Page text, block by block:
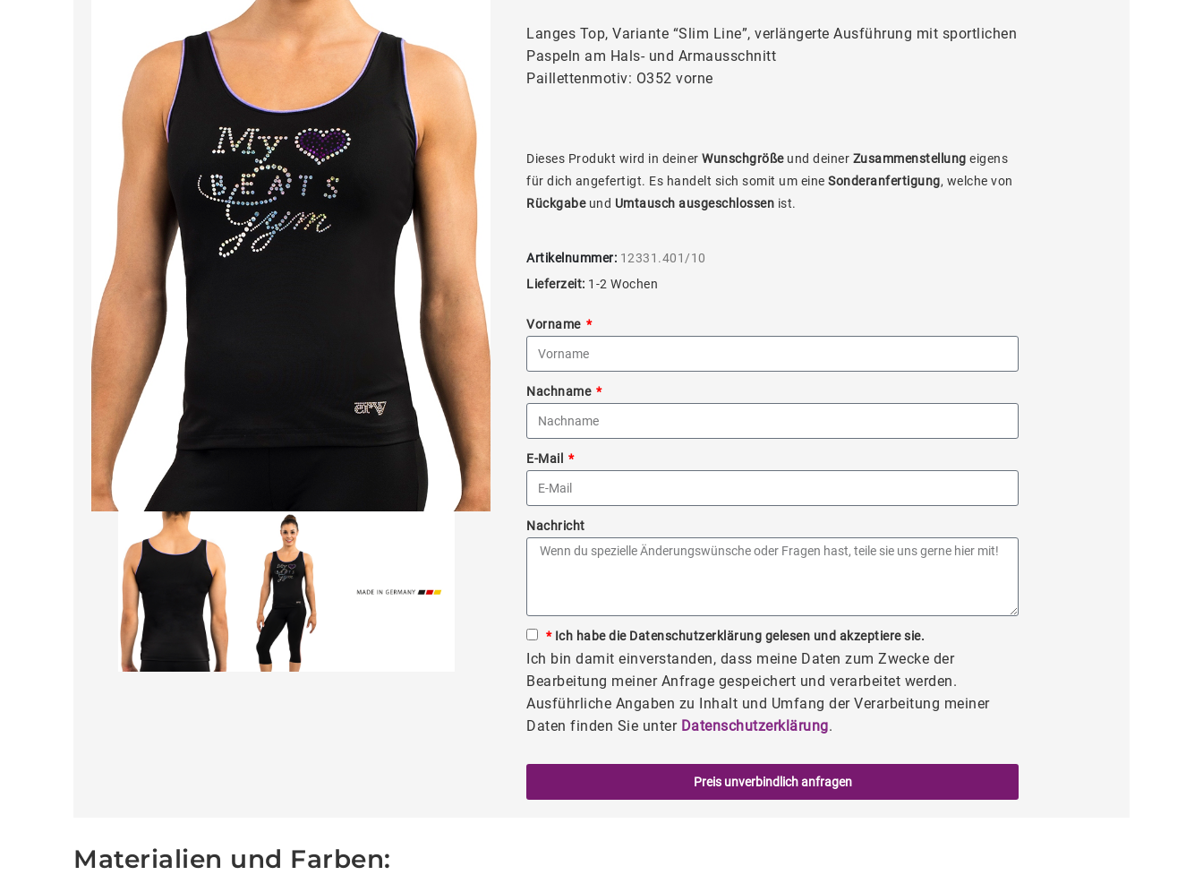
Langes Top, Variante “Slim Line”, verlängerte Ausführung mit sportlichen
Paspeln am Hals- und Armausschnitt
Paillettenmotiv: O352 vorne
Dieses Produkt wird in deiner Wunschgrößeund deiner Zusammenstellung eigens
für dich angefertigt. Es handelt sich somit um eine Sonderanfertigung, welche von
Rückgabeund Umtausch ausgeschlossen ist.
Artikelnummer: 12331.401/10
Lieferzeit: 1-2 Wochen
Vorname
Nachname
E-Mail
Nachricht
*Ich habe die Datenschutzerklärung gelesen und akzeptiere sie.
Ich bin damit einverstanden, dass meine Daten zum Zwecke der
Bearbeitung meiner Anfrage gespeichert und verarbeitet werden.
Ausführliche Angaben zu Inhalt und Umfang der Verarbeitung meiner
Daten finden Sie unter Datenschutzerklärung.
Preis unverbindlich anfragen
Materialien und Farben: